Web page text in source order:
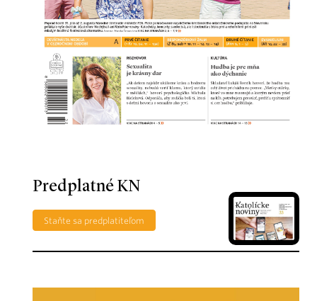
Predplatné KN
Staňte sa predplatiteľom